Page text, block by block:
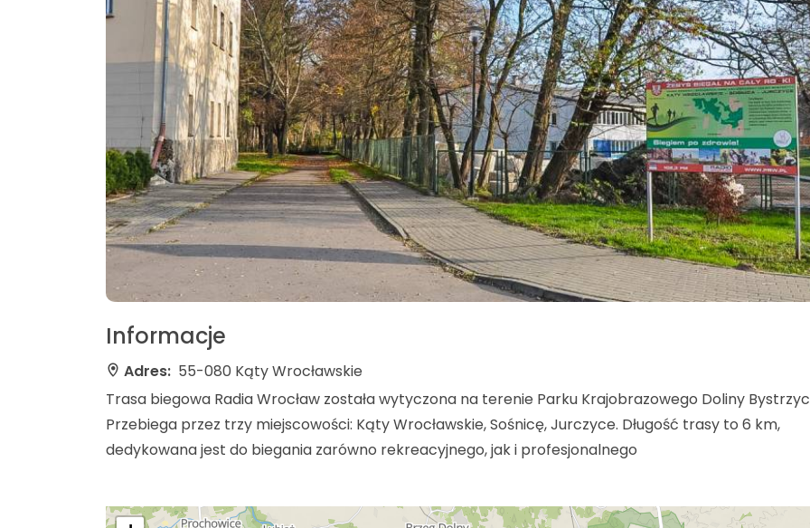
Informacje
Adres: 55-080 Kąty Wrocławskie
Trasa biegowa Radia Wrocław została wytyczona na terenie Parku Krajobrazowego Doliny
Przebiega przez trzy miejscowości: Kąty Wrocławskie, Sośnicę, Jurczyce. Długość trasy to 6 km,
dedykowana jest do biegania zarówno rekreacyjnego, jak i profesjonalnego